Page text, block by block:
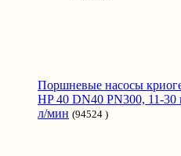
Поршневые насосы
HP 40 DN40 PN300, 11-30
л/мин (94524 )